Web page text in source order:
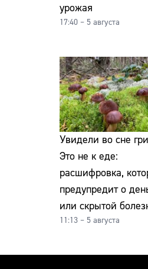
урожая
17:40 – 5 августа
Увидели во сне
Это не к еде:
расшифровка,
предупредит о
или скрытой
11:13 – 5 августа